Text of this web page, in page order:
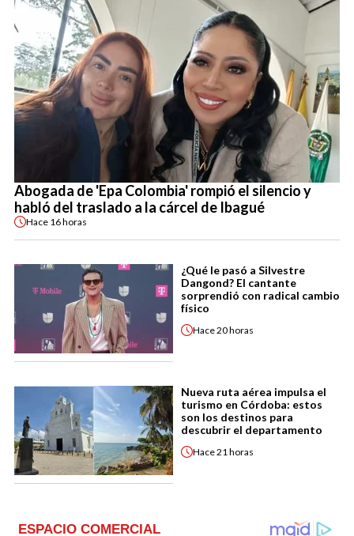
Abogada de 'Epa Colombia' rompió el silencio y
habló del traslado a la cárcel de Ibagué
Hace 16 horas
¿Qué le pasó a Silvestre
Dangond? El cantante
sorprendió con radical cambio
físico
Hace20 horas
Nueva ruta aérea impulsa el
turismo en Córdoba: estos
son los destinos para
descubrir el departamento
Hace21 horas